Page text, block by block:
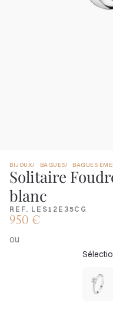
BIJOUX BAGUES BAGUES
Solitaire
blanc
REF. LES12E35CG
950 €
ou